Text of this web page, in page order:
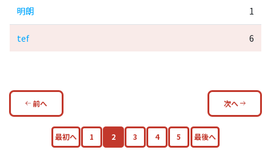
明朗 1
tef 6
前へ 次へ
最初へ 1 2 3 4 5 最後へ